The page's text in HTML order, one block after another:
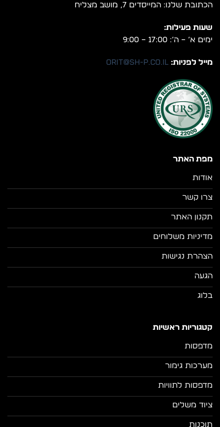
מפת האתר
אודות
צרו קשר
תקנון האתר
מדיניות משלוחים
הצהרת נגישות
הגעה
בלוג
קטגוריות ראשיות
מדפסות
מערכות גימור
מדפסות לתוויות
ציוד משלים
תוכנות
הכתובת שלנו: המייסדים 7, מושב מצליח
שעות פעילות:
ימים א’ – ה’: 17:00 – 9:00
מייל לפניות: orit@sh-p.co.il